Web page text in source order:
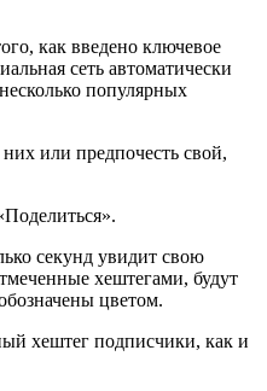
как введено ключевое
сеть автоматически
популярных
или предпочесть свой,
секунд увидит свою
хештегами, будут
цветом.
хештег подписчики, как и